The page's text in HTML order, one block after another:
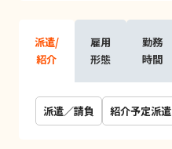
派遣/
紹介
雇用
形態
勤務
時間
派遣／請負 紹介予定派遣